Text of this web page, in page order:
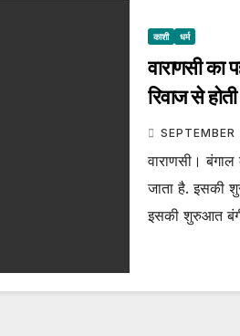
काशी धर्म
वाराणसी का
रिवाज से
मछली का
वाराणसी। बंगाल
जाता है. इसकी
इसकी शुरुआत